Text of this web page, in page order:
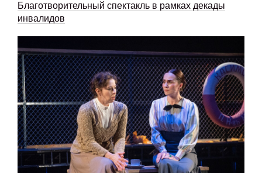
Благотворительный спектакль в рамках декады
инвалидов